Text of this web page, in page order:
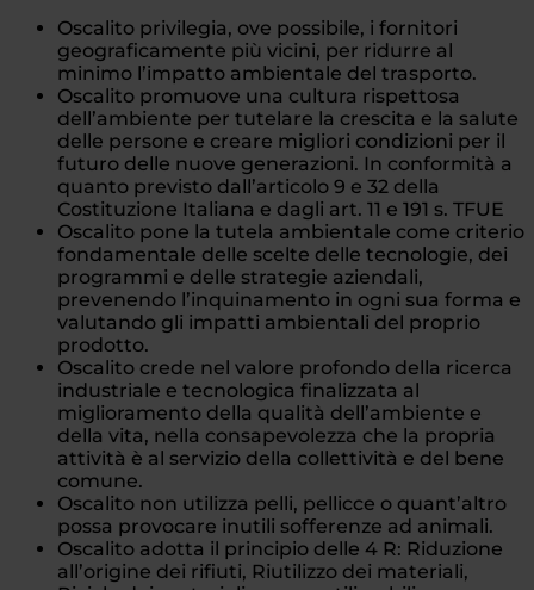
Oscalito privilegia, ove possibile, i fornitori
geograficamente più vicini, per ridurre al
minimo l’impatto ambientale del trasporto.
Oscalito promuove una cultura rispettosa
dell’ambiente per tutelare la crescita e la salute
delle persone e creare migliori condizioni per il
futuro delle nuove generazioni. In conformità a
quanto previsto dall’articolo 9 e 32 della
Costituzione Italiana e dagli art. 11 e 191 s. TFUE
Oscalito pone la tutela ambientale come criterio
fondamentale delle scelte delle tecnologie, dei
programmi e delle strategie aziendali,
prevenendo l’inquinamento in ogni sua forma e
valutando gli impatti ambientali del proprio
prodotto.
Oscalito crede nel valore profondo della ricerca
industriale e tecnologica finalizzata al
miglioramento della qualità dell’ambiente e
della vita, nella consapevolezza che la propria
attività è al servizio della collettività e del bene
comune.
Oscalito non utilizza pelli, pellicce o quant’altro
possa provocare inutili sofferenze ad animali.
Oscalito adotta il principio delle 4 R: Riduzione
all’origine dei rifiuti, Riutilizzo dei materiali,